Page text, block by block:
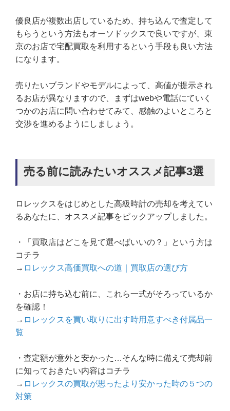
優良店が複数出店しているため、持ち込んで査定して
もらうという方法もオーソドックスで良いですが、東
京のお店で宅配買取を利用するという手段も良い方法
になります。
売りたいブランドやモデルによって、高値が提示され
るお店が異なりますので、まずはwebや電話にていく
つかのお店に問い合わせてみて、感触のよいところと
交渉を進めるようにしましょう。
売る前に読みたいオススメ記事3選
ロレックスをはじめとした高級時計の売却を考えてい
るあなたに、オススメ記事をピックアップしました。
・「買取店はどこを見て選べばいいの？」という方は
コチラ
→ ロレックス高価買取への道｜買取店の選び方
・お店に持ち込む前に、これら一式がそろっているか
を確認！
→ ロレックスを買い取りに出す時用意すべき付属品一
覧
・査定額が意外と安かった…そんな時に備えて売却前
に知っておきたい内容はコチラ
→ ロレックスの買取が思ったより安かった時の５つの
対策